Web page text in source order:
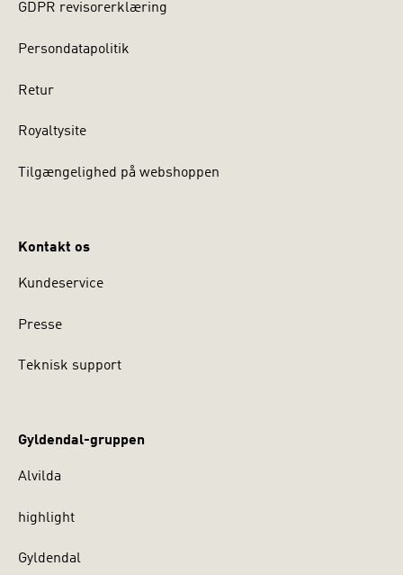
GDPR revisorerklæring
Persondatapolitik
Retur
Royaltysite
Tilgængelighed på webshoppen
Kontakt os
Kundeservice
Presse
Teknisk support
Gyldendal-gruppen
Alvilda
highlight
Gyldendal